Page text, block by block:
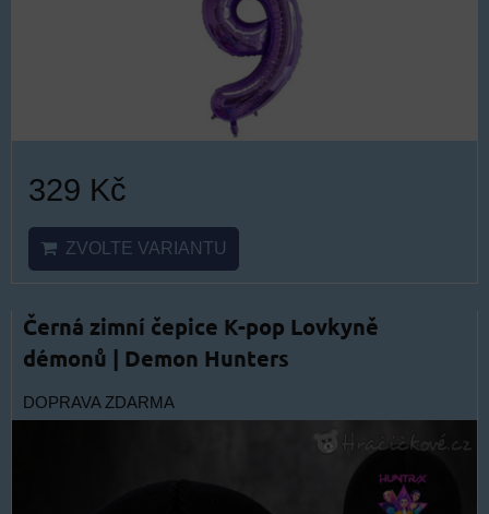
329 Kč
ZVOLTE VARIANTU
Černá zimní čepice K-pop Lovkyně
démonů | Demon Hunters
DOPRAVA ZDARMA